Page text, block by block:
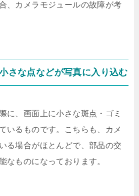
、カメラモジュールの故障が考
さな点などが写真に入り込む
に、画面上に小さな斑点・ゴミ
いるものです。こちらも、カメ
る場合がほとんどで、部品の交
なものになっております。